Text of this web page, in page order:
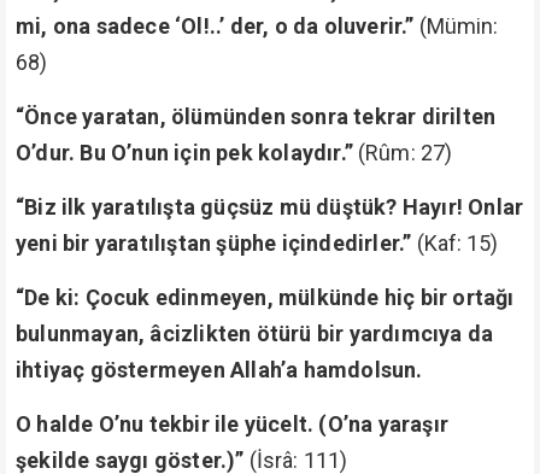
mi, ona sadece ‘Ol!..’ der, o da oluverir.” (Mümin:
68)
“Önce yaratan, ölümünden sonra tekrar dirilten
O’dur. Bu O’nun için pek kolaydır.” (Rûm: 27)
“Biz ilk yaratılışta güçsüz mü düştük? Hayır! Onlar
yeni bir yaratılıştan şüphe içindedirler.” (Kaf: 15)
“De ki: Çocuk edinmeyen, mülkünde hiç bir ortağı
bulunmayan, âcizlikten ötürü bir yardımcıya da
ihtiyaç göstermeyen Allah’a hamdolsun.
O halde O’nu tekbir ile yücelt. (O’na yaraşır
şekilde saygı göster.)” (İsrâ: 111)